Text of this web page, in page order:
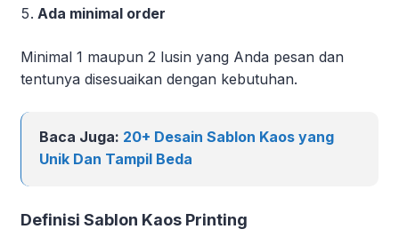
Ada minimal order
Minimal 1 maupun 2 lusin yang Anda pesan dan
tentunya disesuaikan dengan kebutuhan.
Baca Juga: 20+ Desain Sablon Kaos yang
Unik Dan Tampil Beda
Definisi Sablon Kaos Printing